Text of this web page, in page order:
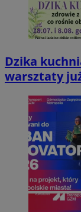
Dzika
warsztaty